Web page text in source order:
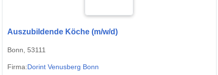
Auszubildende Köche (m/w/d)
Bonn, 53111
Firma:Dorint Venusberg Bonn